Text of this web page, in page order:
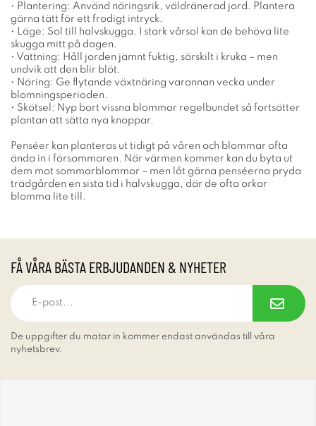
• Plantering: Använd näringsrik, väldränerad jord. Plantera
gärna tätt för ett frodigt intryck.
• Läge: Sol till halvskugga. I stark vårsol kan de behöva lite
skugga mitt på dagen.
• Vattning: Håll jorden jämnt fuktig, särskilt i kruka – men
undvik att den blir blöt.
• Näring: Ge flytande växtnäring varannan vecka under
blomningsperioden.
• Skötsel: Nyp bort vissna blommor regelbundet så fortsätter
plantan att sätta nya knoppar.
Penséer kan planteras ut tidigt på våren och blommar ofta
ända in i försommaren. När värmen kommer kan du byta ut
dem mot sommarblommor – men låt gärna penséerna pryda
trädgården en sista tid i halvskugga, där de ofta orkar
blomma lite till.
FÅ VÅRA BÄSTA ERBJUDANDEN & NYHETER
De uppgifter du matar in kommer endast användas till våra
nyhetsbrev.